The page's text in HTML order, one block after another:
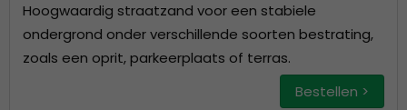
Hoogwaardig straatzand voor een stabiele
ondergrond onder verschillende soorten bestrating,
zoals een oprit, parkeerplaats of terras.
Bestellen >